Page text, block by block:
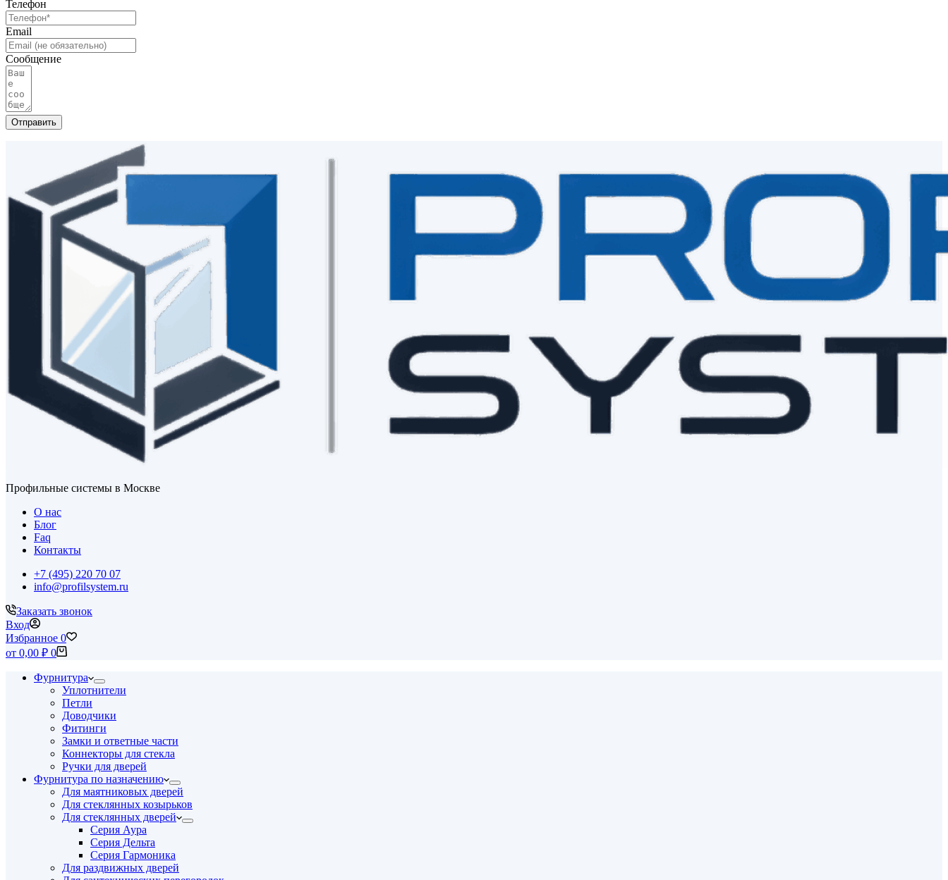
Телефон
Email
Сообщение
Отправить
Профильные системы в Москве
О нас
Блог
Faq
Контакты
+7 (495) 220 70 07
info@profilsystem.ru
Заказать звонок
Вход
Избранное 0
Корзина
от 0,00 ₽ 0
Фурнитура
Уплотнители
Петли
Доводчики
Фитинги
Замки и ответные части
Коннекторы для стекла
Ручки для дверей
Фурнитура по назначению
Для маятниковых дверей
Для стеклянных козырьков
Для стеклянных дверей
Серия Аура
Серия Дельта
Серия Гармоника
Для раздвижных дверей